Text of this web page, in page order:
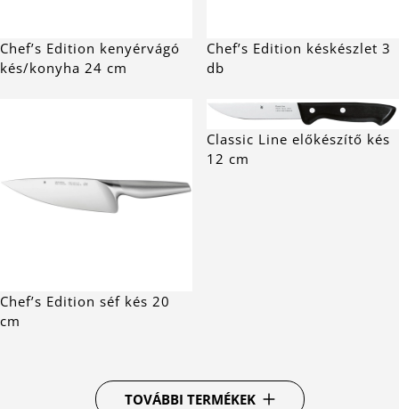
Chef’s Edition kenyérvágó
kés/konyha 24 cm
Chef’s Edition késkészlet 3
db
Chef’s Edition séf kés 20
cm
Classic Line előkészítő kés
12 cm
TOVÁBBI TERMÉKEK